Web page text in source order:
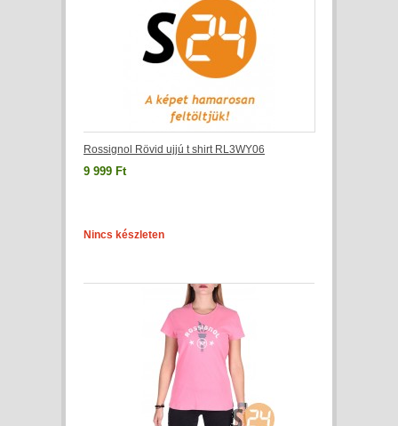
Rossignol Rövid ujjú t shirt RL3WY06
9 999 Ft
Nincs készleten